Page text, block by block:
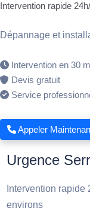
Intervention rapide
Dépannage et
Intervention en 30
Devis gratuit
Service
Appeler
Urgence
Intervention
environs